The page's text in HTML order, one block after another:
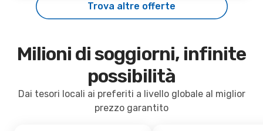
Trova altre offerte
Milioni di soggiorni, infinite
possibilità
Dai tesori locali ai preferiti a livello globale al miglior
prezzo garantito